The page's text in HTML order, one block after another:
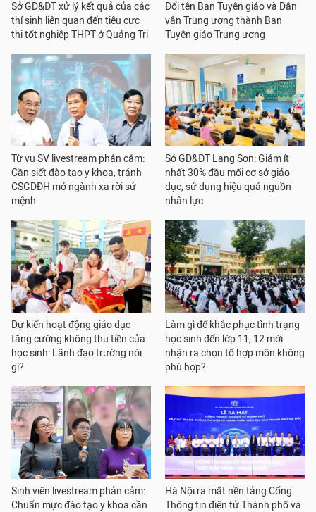
Sở GD&ĐT xử lý kết quả của các
thí sinh liên quan đến tiêu cực
thi tốt nghiệp THPT ở Quảng Trị
Đổi tên Ban Tuyên giáo và Dân
vận Trung ương thành Ban
Tuyên giáo Trung ương
Từ vụ SV livestream phản cảm:
Cần siết đào tạo y khoa, tránh
CSGDĐH mở ngành xa rời sứ
mệnh
Sở GD&ĐT Lạng Sơn: Giảm ít
nhất 30% đầu mối cơ sở giáo
dục, sử dụng hiệu quả nguồn
nhân lực
Dự kiến hoạt động giáo dục
tăng cường không thu tiền của
học sinh: Lãnh đạo trường nói
gì?
Làm gì để khắc phục tình trạng
học sinh đến lớp 11, 12 mới
nhận ra chọn tổ hợp môn không
phù hợp?
Sinh viên livestream phản cảm:
Chuẩn mực đào tạo y khoa cần
Hà Nội ra mắt nền tảng Cổng
Thông tin điện tử Thành phố và